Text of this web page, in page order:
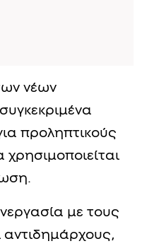
νέων
προληπτικούς
με τους
αντιδημάρχους,